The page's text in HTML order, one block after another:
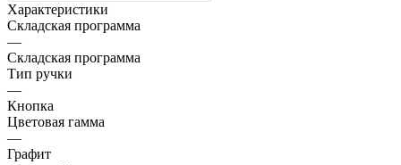
Характеристики
Складская программа
—
Складская программа
Тип ручки
—
Кнопка
Цветовая гамма
—
Графит